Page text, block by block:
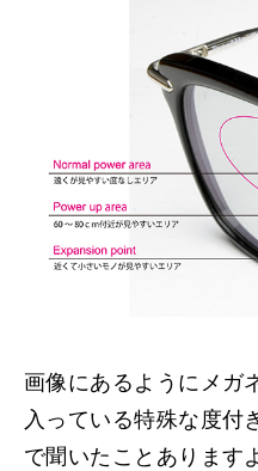
画像にあるようにメガ
入っている特殊な度付
で聞いたことあります